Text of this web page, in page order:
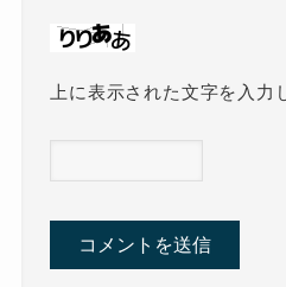
上に表示された文字を入力